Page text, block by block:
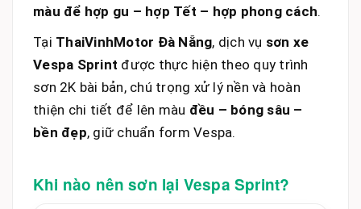
màu để hợp gu – hợp Tết – hợp phong cách.
Tại ThaiVinhMotor Đà Nẵng, dịch vụ sơn xe
Vespa Sprint được thực hiện theo quy trình
sơn 2K bài bản, chú trọng xử lý nền và hoàn
thiện chi tiết để lên màu đều – bóng sâu –
bền đẹp, giữ chuẩn form Vespa.
Khi nào nên sơn lại Vespa Sprint?